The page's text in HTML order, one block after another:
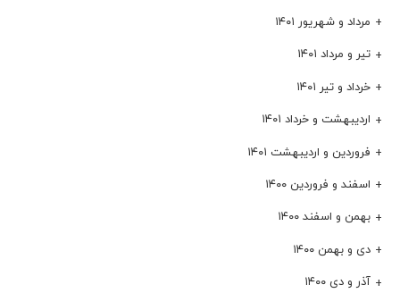
مرداد و شهریور ۱۴۰۱
تیر و مرداد ۱۴۰۱
خرداد و تیر ۱۴۰۱
اردیبهشت و خرداد ۱۴۰۱
فروردین و اردیبهشت ۱۴۰۱
اسفند و فروردین ۱۴۰۰
بهمن و اسفند ۱۴۰۰
دی و بهمن ۱۴۰۰
آذر و دی ۱۴۰۰